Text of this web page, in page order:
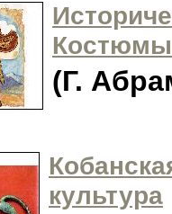
Костюмы
(Г.
культура